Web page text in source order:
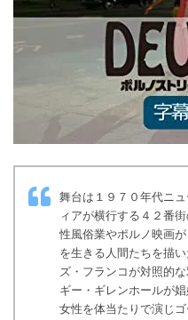
舞台は１９７０年代ニ
ィアが横行する４２番街
性風俗業やポルノ映画
を生きる人間たちを描
ズ・フランコが対照的
ギー・ギレンホールが
女性を体当たりで演じ